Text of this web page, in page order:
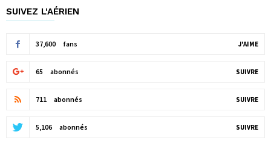
SUIVEZ L'AÉRIEN
37,600 fans J'AIME
65 abonnés SUIVRE
711 abonnés SUIVRE
5,106 abonnés SUIVRE